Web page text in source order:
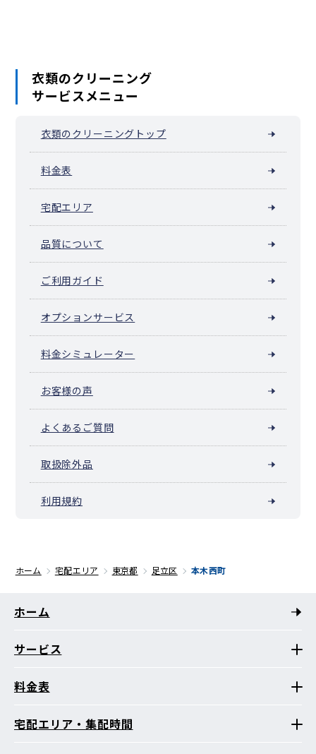
衣類のクリーニング
サービスメニュー
衣類のクリーニングトップ
料金表
宅配エリア
品質について
ご利用ガイド
オプションサービス
料金シミュレーター
お客様の声
よくあるご質問
取扱除外品
利用規約
ホーム 宅配エリア 東京都 足立区 本木西町
ホーム
サービス
料金表
宅配エリア・集配時間